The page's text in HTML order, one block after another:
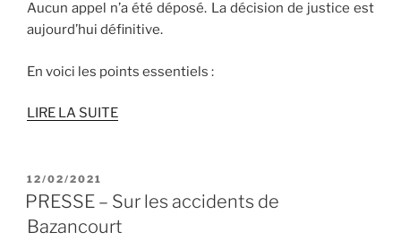
Aucun appel n’a été déposé. La décision de justice est
aujourd’hui définitive.
En voici les points essentiels :
LIRE LA SUITE
PUBLIÉ
LE
12/02/2021
PRESSE – Sur les accidents de
Bazancourt